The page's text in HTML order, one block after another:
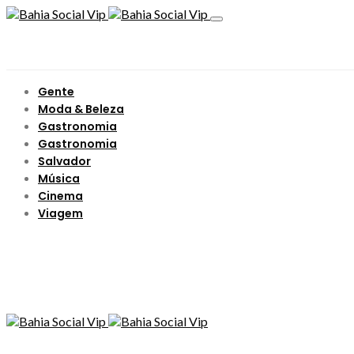
Gente
Moda & Beleza
Gastronomia
Gastronomia
Salvador
Música
Cinema
Viagem